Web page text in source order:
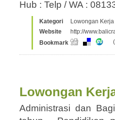
Hub : Telp / WA :
Kategori
Lowongan Kerja
Website
http://
Bookmark
(
Lowongan
Administrasi dan